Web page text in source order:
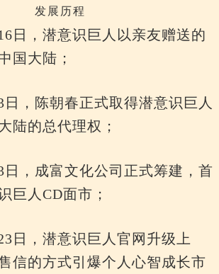
发展历程
日，潜意识巨人以亲友赠送的
国大陆；
日，陈朝春正式取得潜意识巨人
陆的总代理权；
日，成富文化公司正式筹建，首
巨人CD面市；
日，潜意识巨人官网升级上
信的方式引爆个人心智成长市